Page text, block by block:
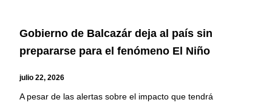
Gobierno de Balcazár deja al país sin
prepararse para el fenómeno El Niño
julio 22, 2026
A pesar de las alertas sobre el impacto que tendrá